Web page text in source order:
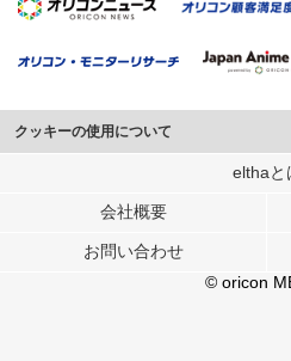
クッキーの使用について
このサイトでは Cookie を使用して、ユー
行っています。
メディアや広告配信、データ解析の各パー
各パートナーは、この情報とユーザーが
ユーザーが各パートナーのサービスを使
elthaと
会社概要
お問い合わせ
© oricon